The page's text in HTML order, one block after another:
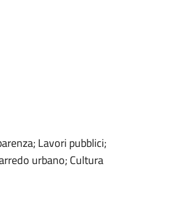
Lavori pubblici;
urbano; Cultura